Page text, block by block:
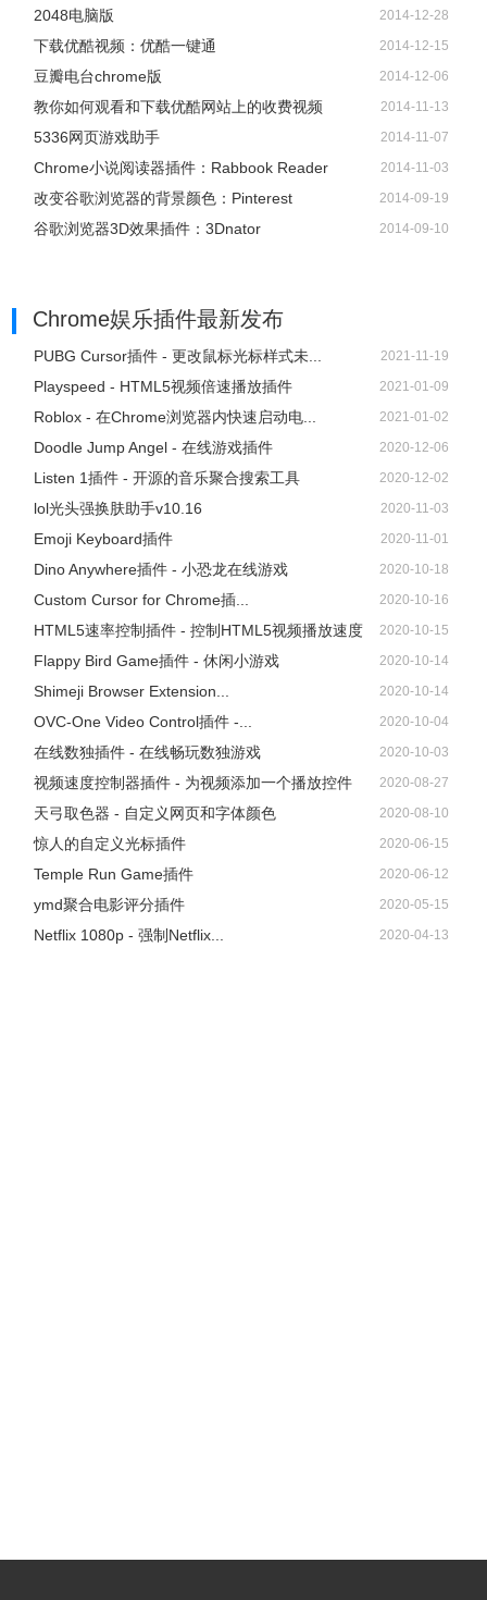
2048电脑版 2014-12-28
下载优酷视频：优酷一键通 2014-12-15
豆瓣电台chrome版 2014-12-06
教你如何观看和下载优酷网站上的收费视频 2014-11-13
5336网页游戏助手 2014-11-07
Chrome小说阅读器插件：Rabbook Reader 2014-11-03
改变谷歌浏览器的背景颜色：Pinterest 2014-09-19
谷歌浏览器3D效果插件：3Dnator 2014-09-10
Chrome娱乐插件最新发布
PUBG Cursor插件 - 更改鼠标光标样式未... 2021-11-19
Playspeed - HTML5视频倍速播放插件 2021-01-09
Roblox - 在Chrome浏览器内快速启动电... 2021-01-02
Doodle Jump Angel - 在线游戏插件 2020-12-06
Listen 1插件 - 开源的音乐聚合搜索工具 2020-12-02
lol光头强换肤助手v10.16 2020-11-03
Emoji Keyboard插件 2020-11-01
Dino Anywhere插件 - 小恐龙在线游戏 2020-10-18
Custom Cursor for Chrome插... 2020-10-16
HTML5速率控制插件 - 控制HTML5视频播放速度 2020-10-15
Flappy Bird Game插件 - 休闲小游戏 2020-10-14
Shimeji Browser Extension... 2020-10-14
OVC-One Video Control插件 -... 2020-10-04
在线数独插件 - 在线畅玩数独游戏 2020-10-03
视频速度控制器插件 - 为视频添加一个播放控件 2020-08-27
天弓取色器 - 自定义网页和字体颜色 2020-08-10
惊人的自定义光标插件 2020-06-15
Temple Run Game插件 2020-06-12
ymd聚合电影评分插件 2020-05-15
Netflix 1080p - 强制Netflix... 2020-04-13